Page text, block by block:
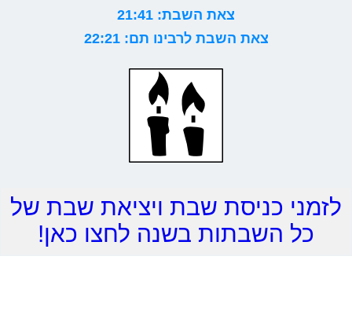
צאת השבת: 21:41
צאת השבת לרבינו תם: 22:21
לזמני כניסת שבת ויציאת שבת של
כל השבתות בשנה לחצו כאן!